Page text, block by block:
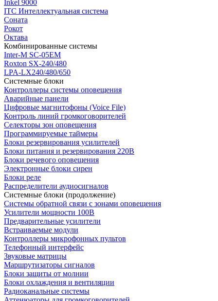
Inkel 9000
ITC Интеллектуальная система
Соната
Рокот
Октава
Комбинированные системы
Inter-M SC-05EM
Roxton SX-240/480
LPA-LX240/480/650
Системные блоки
Контроллеры системы оповещения
Аварийные панели
Цифровые магнитофоны (Voice File)
Контроль линий громкоговорителей
Селекторы зон оповещения
Программируемые таймеры
Блоки резервирования усилителей
Блоки питания и резервирования 220В
Блоки речевого оповещения
Электронные блоки сирен
Блоки реле
Распределители аудиосигналов
Системные блоки (продолжение)
Системы обратной связи с зонами оповещения
Усилители мощности 100В
Предварительные усилители
Встраиваемые модули
Контроллеры микрофонных пультов
Телефонный интерфейс
Звуковые матрицы
Маршрутизаторы сигналов
Блоки защиты от молнии
Блоки охлаждения и вентиляции
Радиоканальные системы